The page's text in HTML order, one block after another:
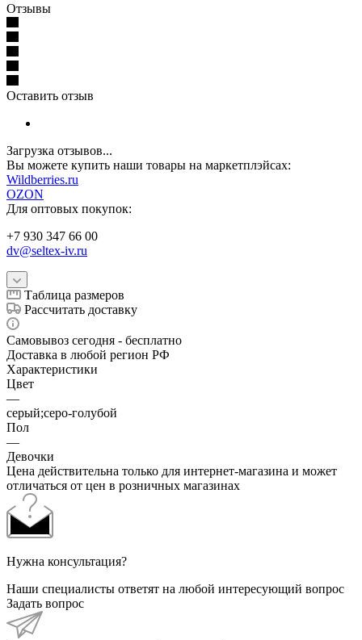
Отзывы
Оставить отзыв
Загрузка отзывов...
Вы можете купить наши товары на маркетплэйсах:
Wildberries.ru
OZON
Для оптовых покупок:
+7 930 347 66 00
dv@seltex-iv.ru
Таблица размеров
Рассчитать доставку
Самовывоз сегодня - бесплатно
Доставка в любой регион РФ
Характеристики
Цвет
—
серый;серо-голубой
Пол
—
Девочки
Цена действительна только для интернет-магазина и может
отличаться от цен в розничных магазинах
Нужна консультация?
Наши специалисты ответят на любой интересующий вопрос
Задать вопрос